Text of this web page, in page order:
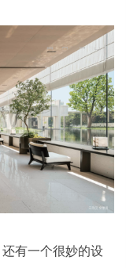
有一个很妙的设